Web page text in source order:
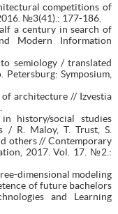
competitions of
№3(41).: 177-186.
a century in search of
Modern Information
semiology / translated
Symposium,
of architecture // Izvestia
history/social studies
/ R. Maloy, T. Trust, S.
others // Contemporary
2017. Vol. 17. №2.:
dimensional modeling
of future bachelors
and Learning